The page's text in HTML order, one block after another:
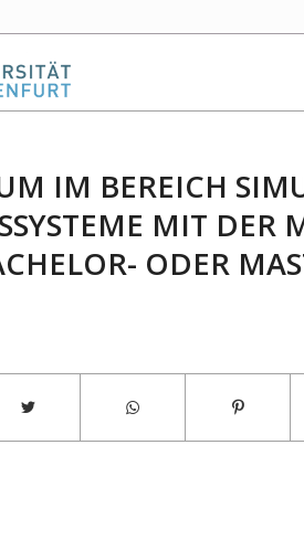
IM BEREICH
MIT DER
ODER